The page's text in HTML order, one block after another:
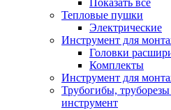
Показать все
Тепловые пушки
Электрические
Инструмент для
Головки
Комплекты
Инструмент для
Трубогибы, труборезы
инструмент